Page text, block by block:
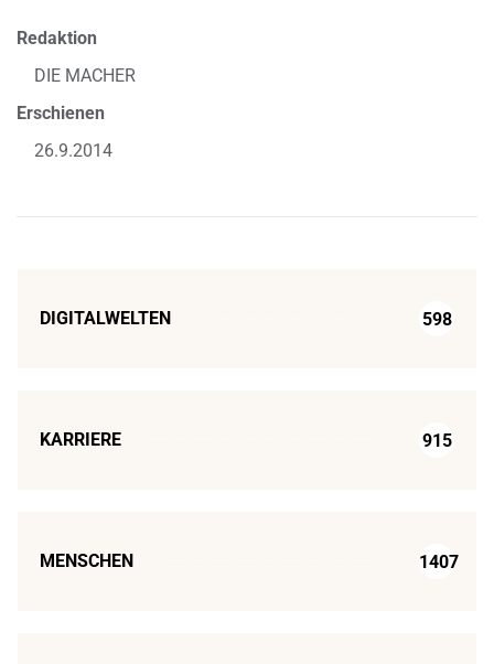
Redaktion
DIE MACHER
Erschienen
26.9.2014
DIGITALWELTEN 598
KARRIERE 915
MENSCHEN 1407